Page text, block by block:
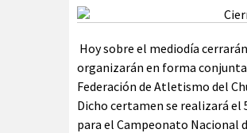
Hoy sobre el mediodía
organizarán en forma
Federación de Atletismo del
Dicho certamen se realizará el
para el Campeonato Nacional